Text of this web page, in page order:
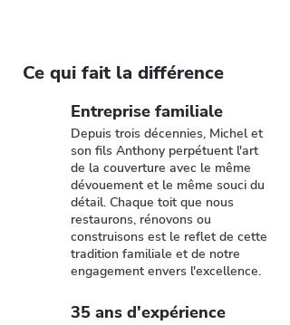
Ce qui fait la différence
Entreprise familiale
Depuis trois décennies, Michel et
son fils Anthony perpétuent l'art
de la couverture avec le même
dévouement et le même souci du
détail. Chaque toit que nous
restaurons, rénovons ou
construisons est le reflet de cette
tradition familiale et de notre
engagement envers l'excellence.
35 ans d'expérience